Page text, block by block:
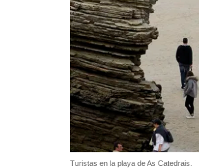
Turistas en la playa de As Catedrais.